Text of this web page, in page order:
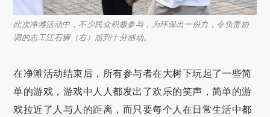
此次净滩活动中，不少民众积极参与，为环保出一份力，令负责协
调的志工江石狮（右）感到十分感动。
在净滩活动结束后，所有参与者在大树下玩起了一些简
单的游戏，游戏中人人都发出了欢乐的笑声，简单的游
戏拉近了人与人的距离，而只要每个人在日常生活中都